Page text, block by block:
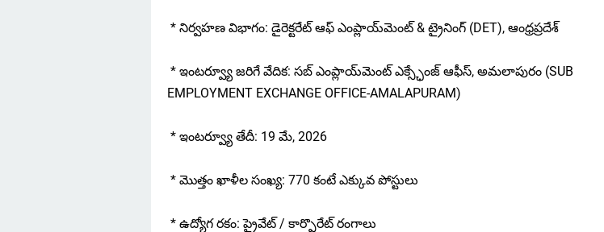
* నిర్వహణ విభాగం: డైరెక్టరేట్ ఆఫ్ ఎంప్లాయ్‌మెంట్ & ట్రైనింగ్ (DET), ఆంధ్రప్రదేశ్
* ఇంటర్వ్యూ జరిగే వేదిక: సబ్ ఎంప్లాయ్‌మెంట్ ఎక్స్ఛేంజ్ ఆఫీస్, అమలాపురం (SUB
EMPLOYMENT EXCHANGE OFFICE-AMALAPURAM)
* ఇంటర్వ్యూ తేదీ: 19 మే, 2026
* మొత్తం ఖాళీల సంఖ్య: 770 కంటే ఎక్కువ పోస్టులు
* ఉద్యోగ రకం: ప్రైవేట్ / కార్పొరేట్ రంగాలు